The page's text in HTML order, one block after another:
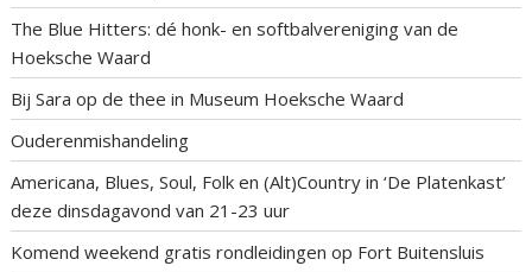
The Blue Hitters: dé honk- en softbalvereniging van de
Hoeksche Waard
Bij Sara op de thee in Museum Hoeksche Waard
Ouderenmishandeling
Americana, Blues, Soul, Folk en (Alt)Country in ‘De Platenkast’
deze dinsdagavond van 21-23 uur
Komend weekend gratis rondleidingen op Fort Buitensluis